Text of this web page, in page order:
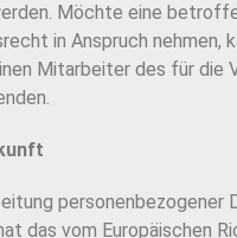
Möchte eine
in Anspruch nehmen,
Mitarbeiter des für die
personenbezogener
das vom Europäischen